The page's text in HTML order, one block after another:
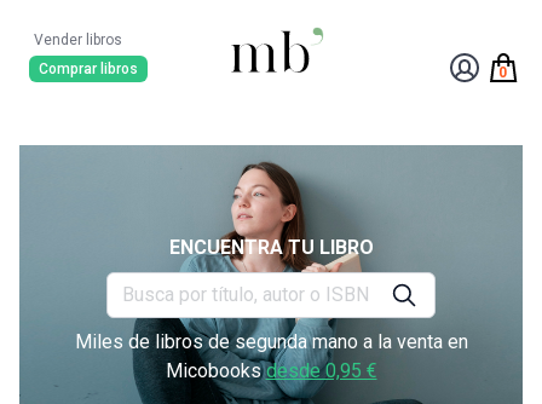
Vender libros
Comprar libros
0
ENCUENTRA TU LIBRO
Miles de libros de segunda mano a la venta en
Micobooksdesde 0,95 €